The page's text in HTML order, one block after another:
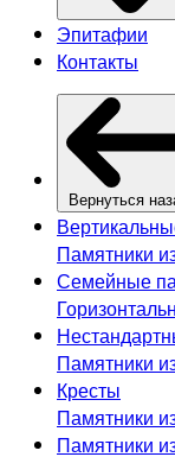
Эпитафии
Контакты
Вернуться
Памятники
Семейные
Памятники
Кресты
Памятники
Памятники